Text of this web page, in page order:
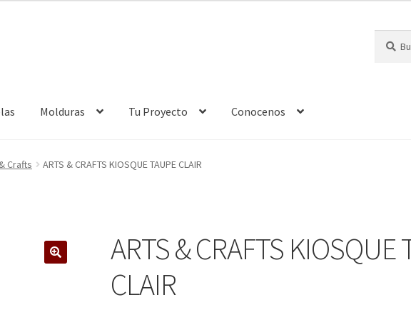
por:
Molduras Tu Proyecto Conocenos
Donde Estamos Enmarcación Finalizar compra
Crafts ARTS & CRAFTS KIOSQUE TAUPE CLAIR
ARTS & CRAFTS KIOSQUE
CLAIR